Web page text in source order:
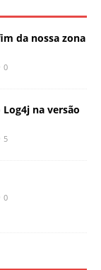
da nossa zona
0
na versão
5
0